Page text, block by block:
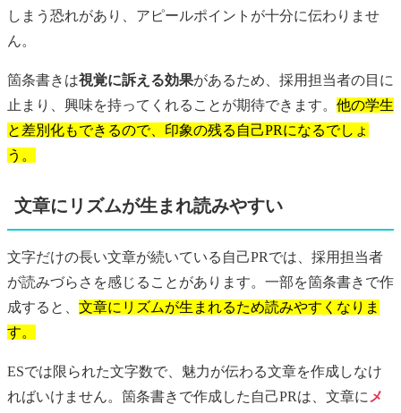
しまう恐れがあり、アピールポイントが十分に伝わりませ
ん。
箇条書きは視覚に訴える効果があるため、採用担当者の目に
止まり、興味を持ってくれることが期待できます。 他の学生
と差別化もできるので、印象の残る自己PRになるでしょ
う。
文章にリズムが生まれ読みやすい
文字だけの長い文章が続いている自己PRでは、採用担当者
が読みづらさを感じることがあります。一部を箇条書きで作
成すると、 文章にリズムが生まれるため読みやすくなりま
す。
ESでは限られた文字数で、魅力が伝わる文章を作成しなけ
ればいけません。箇条書きで作成した自己PRは、文章に メ